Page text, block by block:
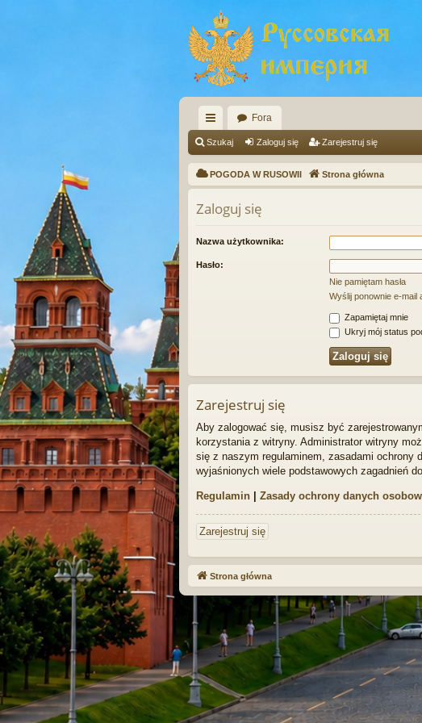
ię
ce
j
…
Fora
Szukaj Zaloguj się Zarejestruj się
POGODA W RUSOWII Strona główna
Zaloguj się
Nazwa użytkownika:
Hasło:
Nie pamiętam hasła
Wyślij ponownie e-mail
Zapamiętaj mnie
Ukryj mój status
Zarejestruj się
Aby zalogować się, musisz być
korzystania z witryny. Administrator witryny
się z naszym regulaminem, zasadami ochrony
wyjaśnionych wiele podstawowych zagadnień
Regulamin Zasady ochrony danych
Zarejestruj się
Strona główna